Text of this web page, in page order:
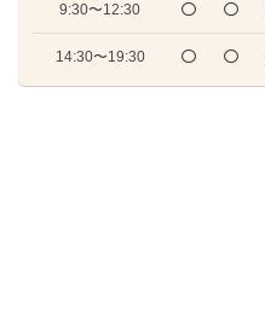
9:30〜12:30
14:30〜19:30